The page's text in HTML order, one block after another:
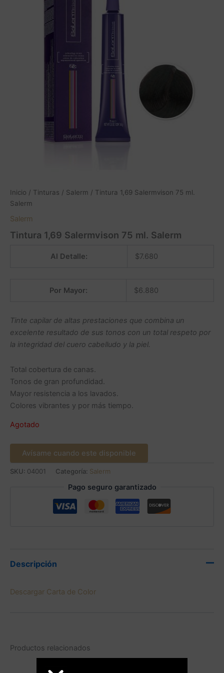
Inicio / Tinturas / Salerm / Tintura 1,69 Salermvison 75 ml.
Salerm
Salerm
Tintura 1,69 Salermvison 75 ml. Salerm
Al Detalle: $7.680
Por Mayor: $6.880
Tinte capilar de altas prestaciones que combina un
excelente resultado de sus tonos con un total respeto por
la integridad del cuero cabelludo y la piel.
Total cobertura de canas.
Tonos de gran profundidad.
Mayor resistencia a los lavados.
Colores vibrantes y por más tiempo.
Agotado
Avísame cuando este disponible
SKU: 04001 Categoría: Salerm
Pago seguro garantizado
Descripción
Descargar Carta de Color
Productos relacionados